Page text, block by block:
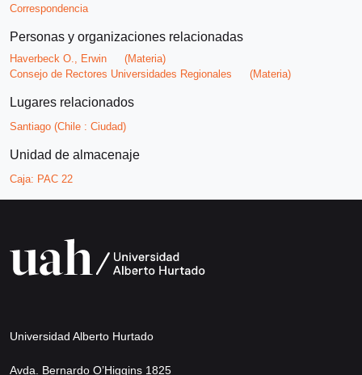
Correspondencia
Personas y organizaciones relacionadas
Haverbeck O., Erwin
(Materia)
Consejo de Rectores Universidades Regionales
(Materia)
Lugares relacionados
Santiago (Chile : Ciudad)
Unidad de almacenaje
Caja: PAC 22
Universidad Alberto Hurtado
Avda. Bernardo O’Higgins 1825